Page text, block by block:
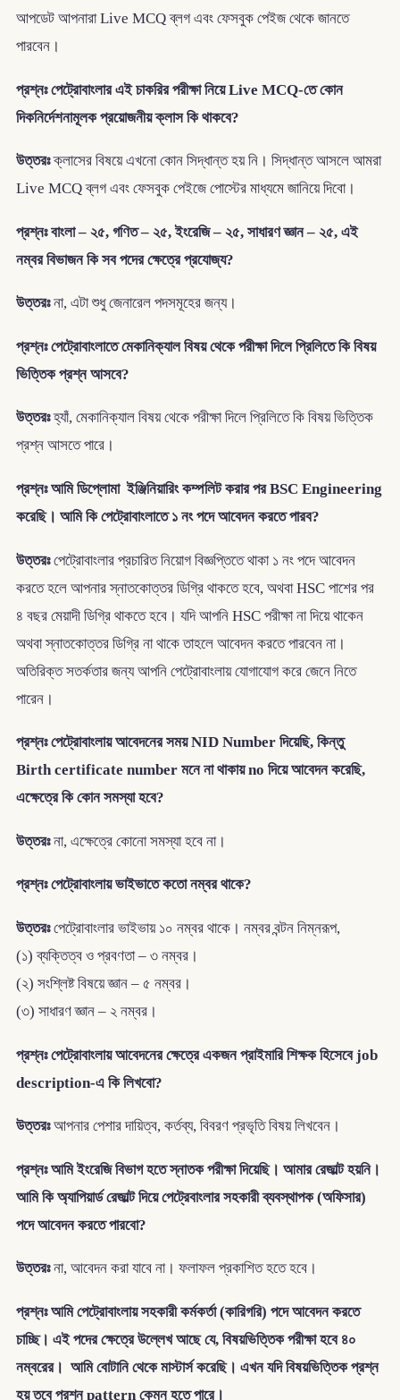
আপডেট আপনারা Live MCQ ব্লগ এবং ফেসবুক পেইজ থেকে জানতে
পারবেন।
প্রশ্নঃ পেট্রোবাংলার এই চাকরির পরীক্ষা নিয়ে Live MCQ-তে কোন
দিকনির্দেশনামূলক প্রয়োজনীয় ক্লাস কি থাকবে?
উত্তরঃক্লাসের বিষয়ে এখনো কোন সিদ্ধান্ত হয় নি। সিদ্ধান্ত আসলে আমরা
Live MCQ ব্লগ এবং ফেসবুক পেইজে পোস্টের মাধ্যমে জানিয়ে দিবো।
প্রশ্নঃ বাংলা – ২৫, গণিত – ২৫, ইংরেজি – ২৫, সাধারণ জ্ঞান – ২৫, এই
নম্বর বিভাজন কি সব পদের ক্ষেত্রে প্রযোজ্য?
উত্তরঃনা, এটা শুধু জেনারেল পদসমূহের জন্য।
প্রশ্নঃ পেট্রোবাংলাতে মেকানিক্যাল বিষয় থেকে পরীক্ষা দিলে প্রিলিতে কি বিষয়
ভিত্তিক প্রশ্ন আসবে?
উত্তরঃহ্যাঁ, মেকানিক্যাল বিষয় থেকে পরীক্ষা দিলে প্রিলিতে কি বিষয় ভিত্তিক
প্রশ্ন আসতে পারে।
প্রশ্নঃ আমি ডিপ্লোমা ইঞ্জিনিয়ারিং কম্পলিট করার পর BSC Engineering
করেছি। আমি কি পেট্রোবাংলাতে ১ নং পদে আবেদন করতে পারব?
উত্তরঃপেট্রোবাংলার প্রচারিত নিয়োগ বিজ্ঞপ্তিতে থাকা ১ নং পদে আবেদন
করতে হলে আপনার স্নাতকোত্তর ডিগ্রি থাকতে হবে, অথবা HSC পাশের পর
৪ বছর মেয়াদী ডিগ্রি থাকতে হবে। যদি আপনি HSC পরীক্ষা না দিয়ে থাকেন
অথবা স্নাতকোত্তর ডিগ্রি না থাকে তাহলে আবেদন করতে পারবেন না।
অতিরিক্ত সতর্কতার জন্য আপনি পেট্রোবাংলায় যোগাযোগ করে জেনে নিতে
পারেন।
প্রশ্নঃ পেট্রোবাংলায় আবেদনের সময় NID Number দিয়েছি, কিন্তু
Birth certificate number মনে না থাকায় no দিয়ে আবেদন করেছি,
এক্ষেত্রে কি কোন সমস্যা হবে?
উত্তরঃনা, এক্ষেত্রে কোনো সমস্যা হবে না।
প্রশ্নঃ পেট্রোবাংলায় ভাইভাতে কতো নম্বর থাকে?
উত্তরঃপেট্রোবাংলার ভাইভায় ১০ নম্বর থাকে। নম্বর বন্টন নিম্নরূপ,
(১) ব্যক্তিত্ব ও প্রবণতা – ৩ নম্বর।
(২) সংশ্লিষ্ট বিষয়ে জ্ঞান – ৫ নম্বর।
(৩) সাধারণ জ্ঞান – ২ নম্বর।
প্রশ্নঃ পেট্রোবাংলায় আবেদনের ক্ষেত্রে একজন প্রাইমারি শিক্ষক হিসেবে job
description-এ কি লিখবো?
উত্তরঃআপনার পেশার দায়িত্ব, কর্তব্য, বিবরণ প্রভৃতি বিষয় লিখবেন।
প্রশ্নঃ আমি ইংরেজি বিভাগ হতে স্নাতক পরীক্ষা দিয়েছি। আমার রেজাল্ট হয়নি।
আমি কি অ্যাপিয়ার্ড রেজাল্ট দিয়ে পেট্রেবাংলার সহকারী ব্যবস্থাপক (অফিসার)
পদে আবেদন করতে পারবো?
উত্তরঃনা, আবেদন করা যাবে না। ফলাফল প্রকাশিত হতে হবে।
প্রশ্নঃ আমি পেট্রোবাংলায় সহকারী কর্মকর্তা (কারিগরি) পদে আবেদন করতে
চাচ্ছি। এই পদের ক্ষেত্রে উল্লেখ আছে যে, বিষয়ভিত্তিক পরীক্ষা হবে ৪০
নম্বরের। আমি বোটানি থেকে মাস্টার্স করেছি। এখন যদি বিষয়ভিত্তিক প্রশ্ন
হয় তবে প্রশ্ন pattern কেমন হতে পারে।